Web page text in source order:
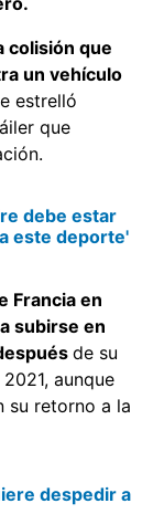
colisión que
un vehículo
estrelló
que
debe estar
este deporte'
Francia en
subirse en
de su
aunque
su retorno a la
despedir a